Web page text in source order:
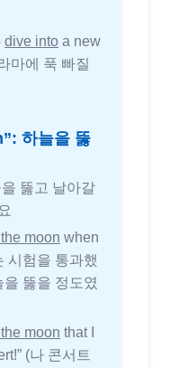
dive into a new
마에 푹 빠질
하늘을 뚫
뚫고 날아갈
moon when
시험을 통과했
뚫을 정도였
moon that I
(나 콘서트